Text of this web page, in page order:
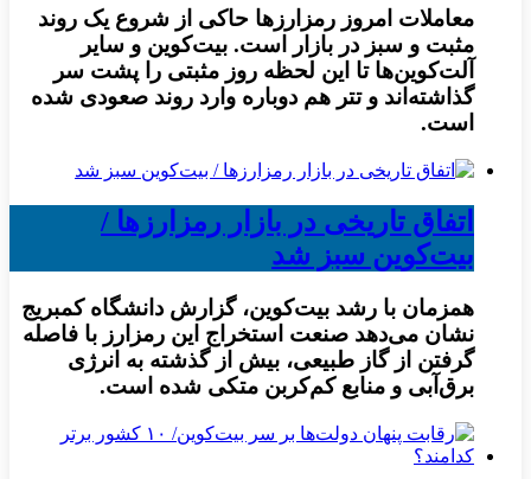
معاملات امروز رمزارز‌ها حاکی از شروع یک روند
مثبت و سبز در بازار است. بیت‌کوین و سایر
آلت‌کوین‌ها تا این لحظه روز مثبتی را پشت سر
گذاشته‌اند و تتر هم دوباره وارد روند صعودی شده
است.
اتفاق تاریخی در بازار رمزارزها /
بیت‌کوین سبز شد
همزمان با رشد بیت‌کوین، گزارش دانشگاه کمبریج
نشان می‌دهد صنعت استخراج این رمزارز با فاصله
گرفتن از گاز طبیعی، بیش از گذشته به انرژی
برق‌آبی و منابع کم‌کربن متکی شده است.